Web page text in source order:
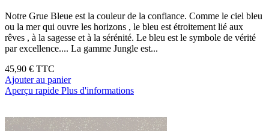
Notre Grue Bleue est la couleur de la confiance. Comme le ciel bleu
ou la mer qui ouvre les horizons , le bleu est étroitement lié aux
rêves , à la sagesse et à la sérénité. Le bleu est le symbole de vérité
par excellence.... La gamme Jungle est...
45,90 € TTC
Ajouter au panier
Aperçu rapide Plus d'informations